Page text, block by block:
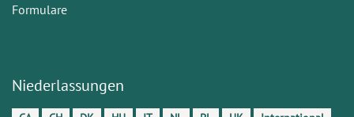
Formulare
Niederlassungen